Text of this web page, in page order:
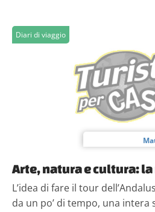
Diari di viaggio
Arte, natura e cultura:
L’idea di fare il tour
da un po’ di tempo, una